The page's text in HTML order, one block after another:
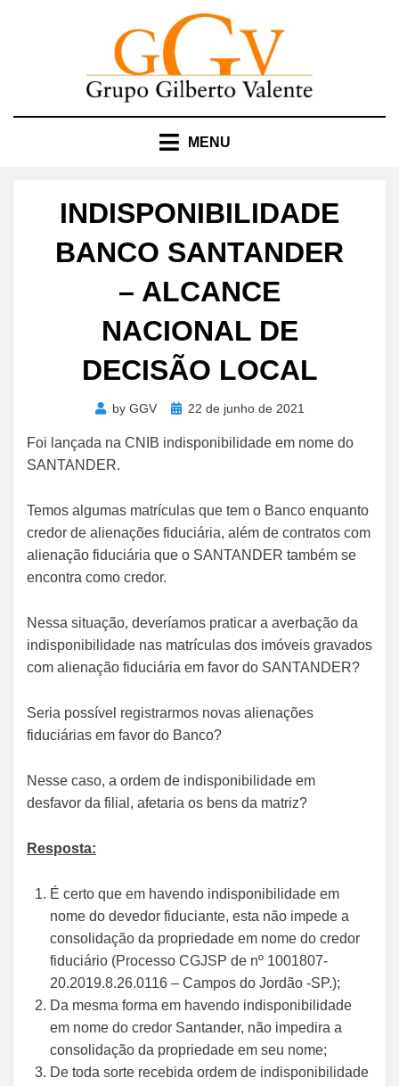
MENU
INDISPONIBILIDADE
BANCO SANTANDER
– ALCANCE
NACIONAL DE
DECISÃO LOCAL
by GGV
Posted22 de junho de 2021
Foi lançada na CNIB indisponibilidade em nome do
SANTANDER.
Temos algumas matrículas que tem o Banco enquanto
credor de alienações fiduciária, além de contratos com
alienação fiduciária que o SANTANDER também se
encontra como credor.
Nessa situação, deveríamos praticar a averbação da
indisponibilidade nas matrículas dos imóveis gravados
com alienação fiduciária em favor do SANTANDER?
Seria possível registrarmos novas alienações
fiduciárias em favor do Banco?
Nesse caso, a ordem de indisponibilidade em
desfavor da filial, afetaria os bens da matriz?
Resposta:
É certo que em havendo indisponibilidade em
nome do devedor fiduciante, esta não impede a
consolidação da propriedade em nome do credor
fiduciário (Processo CGJSP de nº 1001807-
20.2019.8.26.0116 – Campos do Jordão -SP.);
Da mesma forma em havendo indisponibilidade
em nome do credor Santander, não impedira a
consolidação da propriedade em seu nome;
De toda sorte recebida ordem de indisponibilidade